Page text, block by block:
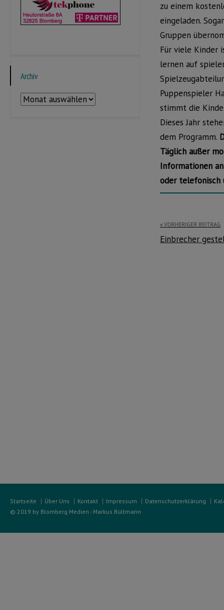
zu einem
eingeladen.
Gruppen
Für viele Kinder
lernen auf
Puppenspieler
stimmt die
Dieses Jahr
dem Programm.
Täglich außer
Informationen
oder telefonisch
VORHERIGER BEITRAG
Einbrecher
Archiv
Archiv
Startseite Über Uns Kontakt Impressum Datenschutzerklärung
© 2019 by Blomberg Medien - Markus Bültmann